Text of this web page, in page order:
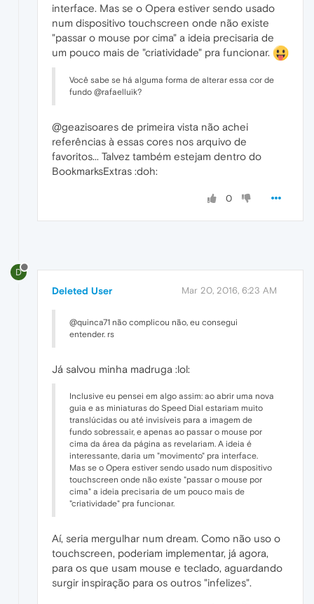
interface. Mas se o Opera estiver sendo usado
num dispositivo touchscreen onde não existe
"passar o mouse por cima" a ideia precisaria de
um pouco mais de "criatividade" pra funcionar.
Você sabe se há alguma forma de alterar essa cor de
fundo @rafaelluik?
@geazisoares de primeira vista não achei
referências à essas cores nos arquivo de
favoritos... Talvez também estejam dentro do
BookmarksExtras :doh:
0
D
Deleted User Mar 20, 2016, 6:23 AM
@quinca71 não complicou não, eu consegui
entender. rs
Já salvou minha madruga :lol:
Inclusive eu pensei em algo assim: ao abrir uma nova
guia e as miniaturas do Speed Dial estariam muito
translúcidas ou até invisíveis para a imagem de
fundo sobressair, e apenas ao passar o mouse por
cima da área da página as revelariam. A ideia é
interessante, daria um "movimento" pra interface.
Mas se o Opera estiver sendo usado num dispositivo
touchscreen onde não existe "passar o mouse por
cima" a ideia precisaria de um pouco mais de
"criatividade" pra funcionar.
Aí, seria mergulhar num dream. Como não uso o
touchscreen, poderiam implementar, já agora,
para os que usam mouse e teclado, aguardando
surgir inspiração para os outros "infelizes".